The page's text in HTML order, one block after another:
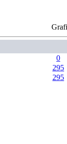
0
295
295